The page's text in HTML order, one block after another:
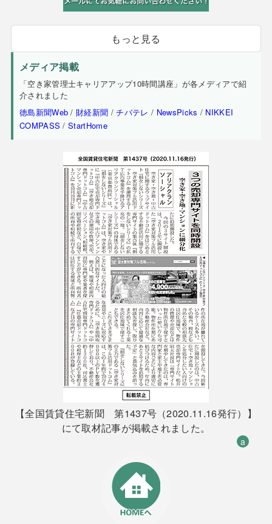
もっと見る
メディア掲載
「空き家管理士キャリアアップ10時間講座」が各メディアで紹
介されました
徳島新聞Web / 財経新聞 /チバテレ / NewsPicks / NIKKEI
COMPASS /StartHome
【全国賃貸住宅新聞 第1437号（2020.11.16発行）】
にて取材記事が掲載されました。
a